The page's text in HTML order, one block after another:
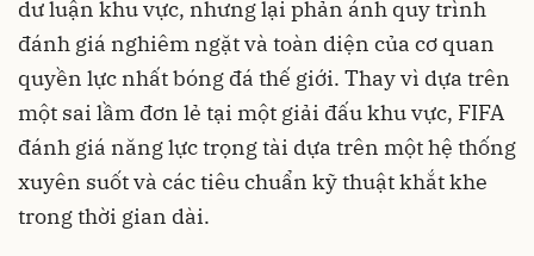
dư luận khu vực, nhưng lại phản ánh quy trình
đánh giá nghiêm ngặt và toàn diện của cơ quan
quyền lực nhất bóng đá thế giới. Thay vì dựa trên
một sai lầm đơn lẻ tại một giải đấu khu vực, FIFA
đánh giá năng lực trọng tài dựa trên một hệ thống
xuyên suốt và các tiêu chuẩn kỹ thuật khắt khe
trong thời gian dài.